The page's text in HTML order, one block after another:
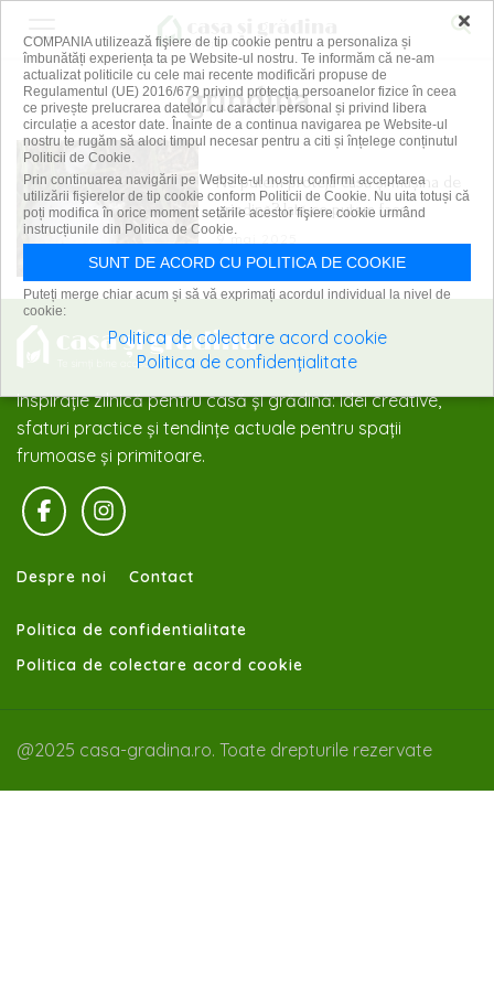
grindina
Ne putem proteja casa și mașina de
grindină? Iată ce putem face
9 mai 2025
Inspirație zilnică pentru casă și grădină: idei creative,
sfaturi practice și tendințe actuale pentru spații
frumoase și primitoare.
Despre noi Contact
Politica de confidentialitate
Politica de colectare acord cookie
@2025 casa-gradina.ro. Toate drepturile rezervate
×
COMPANIA utilizează fişiere de tip cookie pentru a personaliza și
îmbunătăți experiența ta pe Website-ul nostru. Te informăm că ne-am
actualizat politicile cu cele mai recente modificări propuse de
Regulamentul (UE) 2016/679 privind protecția persoanelor fizice în ceea
ce privește prelucrarea datelor cu caracter personal și privind libera
circulație a acestor date. Înainte de a continua navigarea pe Website-ul
nostru te rugăm să aloci timpul necesar pentru a citi și înțelege conținutul
Politicii de Cookie.
Prin continuarea navigării pe Website-ul nostru confirmi acceptarea
utilizării fişierelor de tip cookie conform Politicii de Cookie. Nu uita totuși că
poți modifica în orice moment setările acestor fişiere cookie urmând
instrucțiunile din Politica de Cookie.
SUNT DE ACORD CU POLITICA DE COOKIE
Puteți merge chiar acum și să vă exprimați acordul individual la nivel de
cookie:
Politica de colectare acord cookie
Politica de confidențialitate